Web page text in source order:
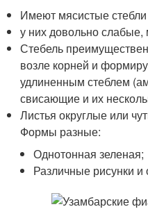
Имеют мясистые стебли
у них довольно слабые,
Стебель
возле корней и
удлиненным стеблем
свисающие и их
Листья округлые или
Формы разные:
Однотонная зеленая;
Различные рисунки и